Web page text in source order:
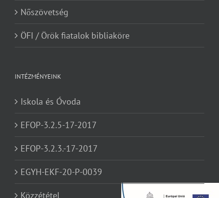
Nőszövetség
ÖFI / Örök fiatalok bibliaköre
INTÉZMÉNYEINK
Iskola és Óvoda
EFOP-3.2.5-17-2017
EFOP-3.2.3.-17-2017
EGYH-EKF-20-P-0039
Közzététel